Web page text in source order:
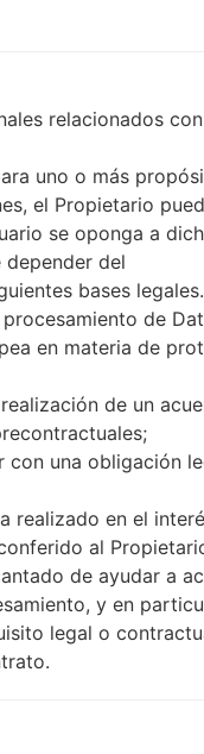
SIM
900/1900 MHz
900/1900/2100
800/900/1800/2100/
UMTS,
IPS+
píxeles
Li-Ion 3000 mAh
jack
A2DP
GeoTagging,
2.0
relacionados
uno o más
el Propietario
se oponga a
depender del
bases
de
en materia de
de un
con una obligación
realizado en el
al
de ayudar a
y en
legal o